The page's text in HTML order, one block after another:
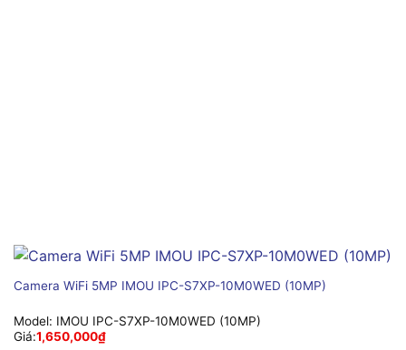
Camera WiFi 5MP IMOU IPC-S7XP-10M0WED (10MP)
Model: IMOU IPC-S7XP-10M0WED (10MP)
Giá:1,650,000₫